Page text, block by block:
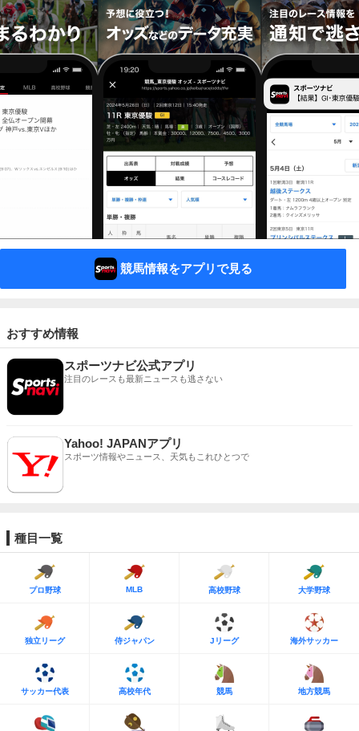
競馬情報をアプリで見る
おすすめ情報
スポーツナビ公式アプリ
注目のレースも最新ニュースも逃さない
Yahoo! JAPANアプリ
スポーツ情報やニュース、天気もこれひとつで
種目一覧
プロ野球 MLB 高校野球 大学野球
独立リーグ 侍ジャパン Jリーグ 海外サッカー
サッカー代表 高校年代 競馬 地方競馬